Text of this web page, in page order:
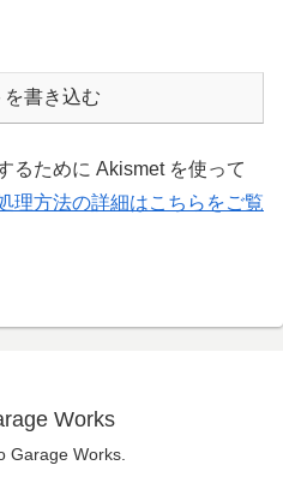
を書き込む
るために Akismet を使って
理方法の詳細はこちらをご覧
Works
Garage Works.